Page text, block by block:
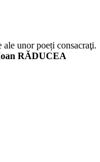
unor poeți consacraţi.
RĂDUCEA